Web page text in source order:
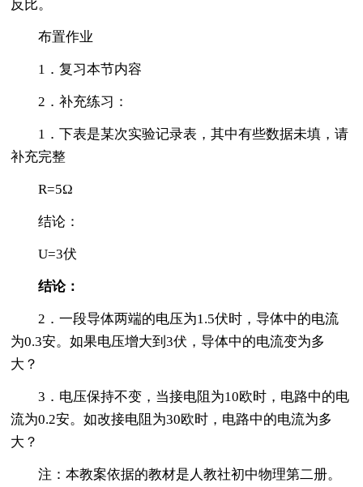
反比。
布置作业
1．复习本节内容
2．补充练习：
1．下表是某次实验记录表，其中有些数据未填，请
补充完整
R=5Ω
结论：
U=3伏
结论：
2．一段导体两端的电压为1.5伏时，导体中的电流
为0.3安。如果电压增大到3伏，导体中的电流变为多
大？
3．电压保持不变，当接电阻为10欧时，电路中的电
流为0.2安。如改接电阻为30欧时，电路中的电流为多
大？
注：本教案依据的教材是人教社初中物理第二册。